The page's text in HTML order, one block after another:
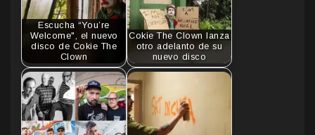
Escucha “You’re
Welcome", el nuevo
disco de Cokie The
Clown
Cokie The Clown lanza
otro adelanto de su
nuevo disco